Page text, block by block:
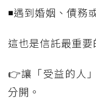
◾遇到婚姻、債務
這也是信託最重要
👉讓「受益的人
分開。